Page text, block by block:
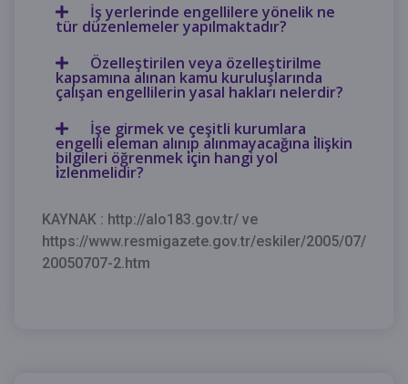
İş yerlerinde engellilere yönelik ne
tür düzenlemeler yapılmaktadır?
Özelleştirilen veya özelleştirilme
kapsamına alınan kamu kuruluşlarında
çalışan engellilerin yasal hakları nelerdir?
İşe girmek ve çeşitli kurumlara
engelli eleman alınıp alınmayacağına i̇lişkin
bilgileri öğrenmek i̇çin hangi yol
i̇zlenmelidir?
KAYNAK : http://alo183.gov.tr/ ve
https://www.resmigazete.gov.tr/eskiler/2005/07/
20050707-2.htm